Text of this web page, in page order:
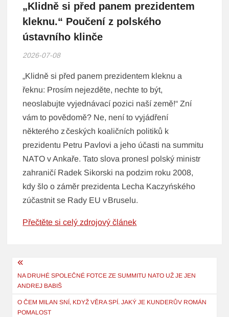
„Klidně si před panem prezidentem
kleknu.“ Poučení z polského
ústavního klinče
2026-07-08
„Klidně si před panem prezidentem kleknu a
řeknu: Prosím nejezděte, nechte to být,
neoslabujte vyjednávací pozici naší země!“ Zní
vám to povědomě? Ne, není to vyjádření
některého z českých koaličních politiků k
prezidentu Petru Pavlovi a jeho účasti na summitu
NATO v Ankaře. Tato slova pronesl polský ministr
zahraničí Radek Sikorski na podzim roku 2008,
kdy šlo o záměr prezidenta Lecha Kaczyńského
zúčastnit se Rady EU v Bruselu.
Přečtěte si celý zdrojový článek
Navigace
pro
příspěvek
NA DRUHÉ SPOLEČNÉ FOTCE ZE SUMMITU NATO UŽ JE JEN
ANDREJ BABIŠ
O ČEM MILAN SNÍ, KDYŽ VĚRA SPÍ. JAKÝ JE KUNDERŮV ROMÁN
POMALOST